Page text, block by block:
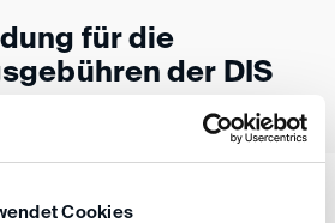
Cookies
für die
der DIS